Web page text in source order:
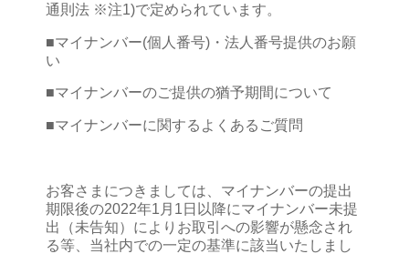
通則法 ※注1)で定められています。
■マイナンバー(個人番号)・法人番号提供のお願
い
■マイナンバーのご提供の猶予期間について
■マイナンバーに関するよくあるご質問
お客さまにつきましては、マイナンバーの提出
期限後の2022年1月1日以降にマイナンバー未提
出（未告知）によりお取引への影響が懸念され
る等、当社内での一定の基準に該当いたしまし